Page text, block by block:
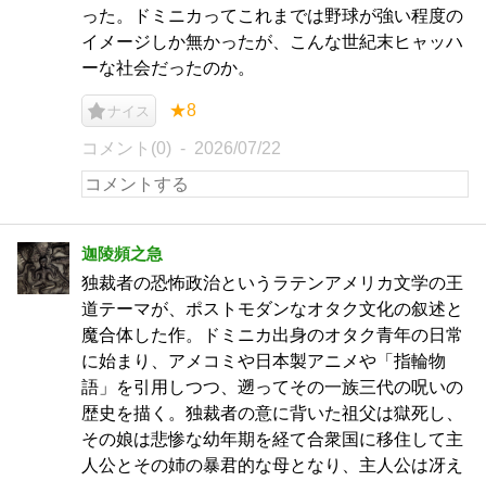
った。ドミニカってこれまでは野球が強い程度の
イメージしか無かったが、こんな世紀末ヒャッハ
ーな社会だったのか。
ナイス ★8
コメント(0) 2026/07/22
迦陵頻之急
独裁者の恐怖政治というラテンアメリカ文学の王
道テーマが、ポストモダンなオタク文化の叙述と
魔合体した作。ドミニカ出身のオタク青年の日常
に始まり、アメコミや日本製アニメや「指輪物
語」を引用しつつ、遡ってその一族三代の呪いの
歴史を描く。独裁者の意に背いた祖父は獄死し、
その娘は悲惨な幼年期を経て合衆国に移住して主
人公とその姉の暴君的な母となり、主人公は冴え